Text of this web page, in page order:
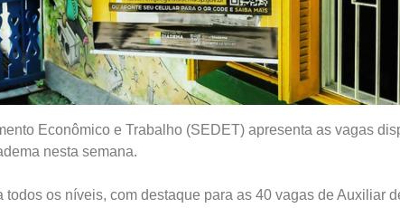
Econômico e Trabalho (SEDET) apresenta as vagas
nesta semana.
todos os níveis, com destaque para as 40 vagas de Auxiliar